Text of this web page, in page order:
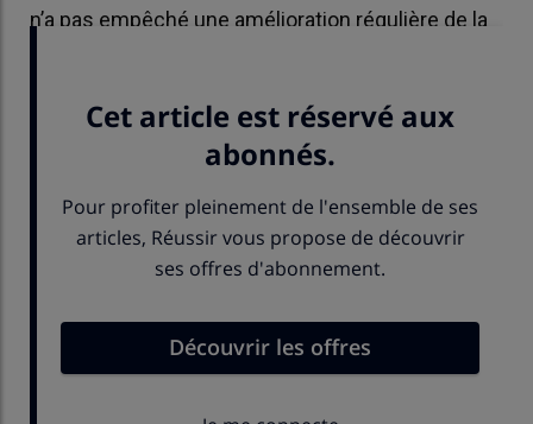
n’a pas empêché une amélioration régulière de la